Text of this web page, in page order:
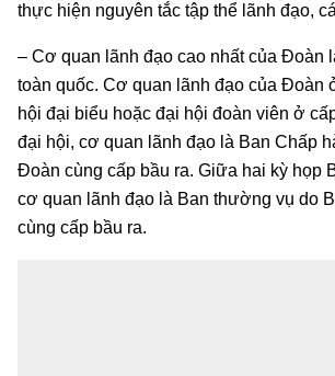
thực hiện nguyên tắc tập thể lãnh đạo,
– Cơ quan lãnh đạo cao nhất của Đoàn
toàn quốc. Cơ quan lãnh đạo của Đoàn
hội đại biểu hoặc đại hội đoàn viên ở
đại hội, cơ quan lãnh đạo là Ban Chấp
Đoàn cùng cấp bầu ra. Giữa hai kỳ họp
cơ quan lãnh đạo là Ban thường vụ do
cùng cấp bầu ra.